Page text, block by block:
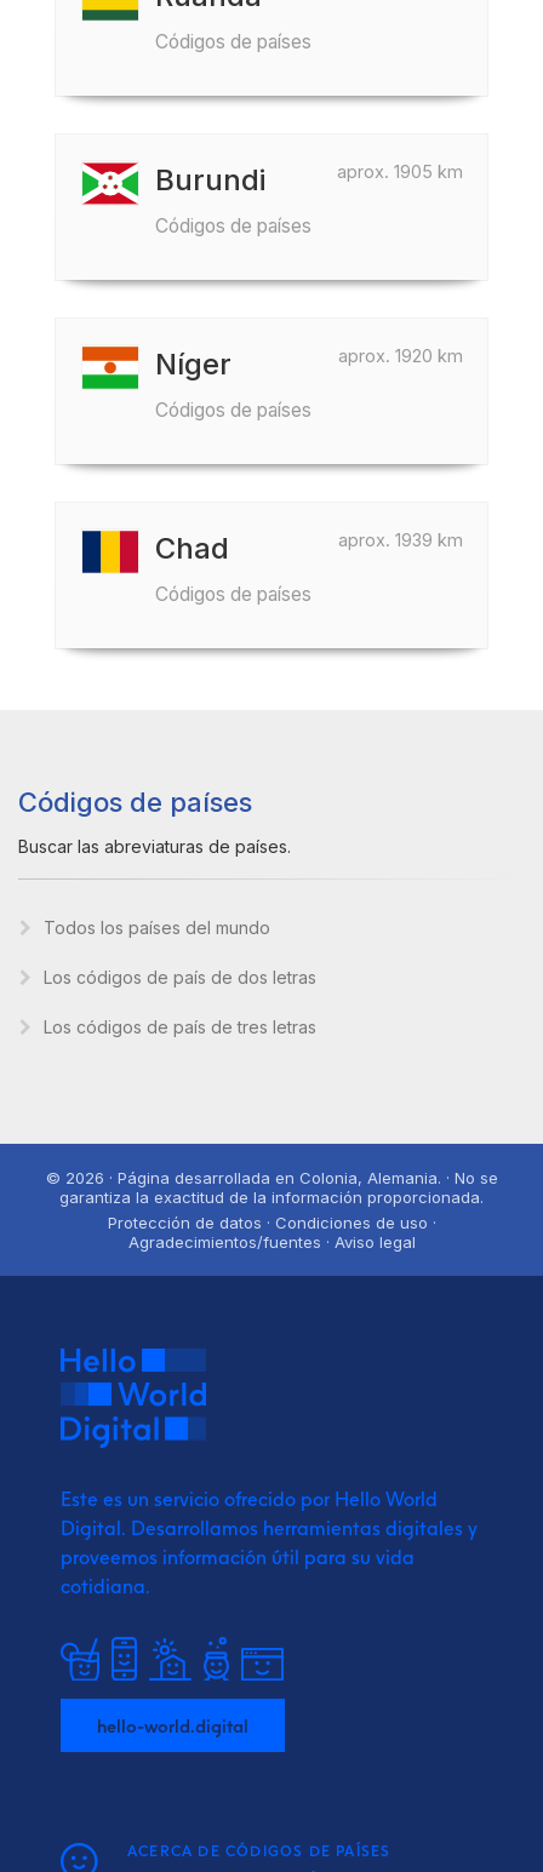
Códigos de países
aprox. 1905 km
Burundi
Códigos de países
aprox. 1920 km
Níger
Códigos de países
aprox. 1939 km
Chad
Códigos de países
Códigos de países
Buscar las abreviaturas de países.
Todos los países del mundo
Los códigos de país de dos letras
Los códigos de país de tres letras
© 2026 · Página desarrollada en Colonia, Alemania. · No se
garantiza la exactitud de la información proporcionada.
Protección de datos · Condiciones de uso ·
Agradecimientos/fuentes · Aviso legal
Este es un servicio ofrecido por Hello World
Digital. Desarrollamos herramientas digitales y
proveemos información útil para su vida
cotidiana.
hello-world.digital
ACERCA DE CÓDIGOS DE PAÍSES